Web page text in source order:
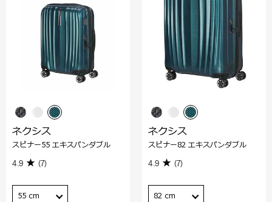
ネクシス
スピナー55 エキスパンダブル
4.9 (7)
55 cm
ネクシス
スピナー82 エキスパンダブル
4.9 (7)
82 cm